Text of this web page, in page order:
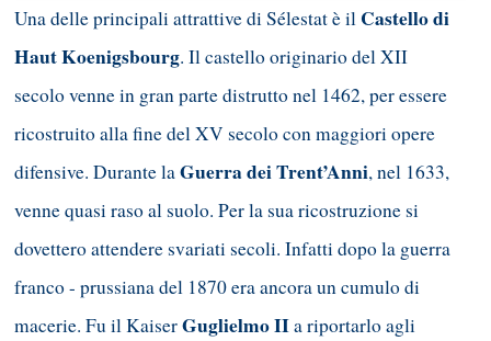
Una delle principali attrattive di Sélestat è il Castello di
Haut Koenigsbourg. Il castello originario del XII
secolo venne in gran parte distrutto nel 1462, per essere
ricostruito alla fine del XV secolo con maggiori opere
difensive. Durante laGuerra dei Trent’Anni, nel 1633,
venne quasi raso al suolo. Per la sua ricostruzione si
dovettero attendere svariati secoli. Infatti dopo la guerra
franco - prussiana del 1870 era ancora un cumulo di
macerie. Fu il KaiserGuglielmo IIa riportarlo agli